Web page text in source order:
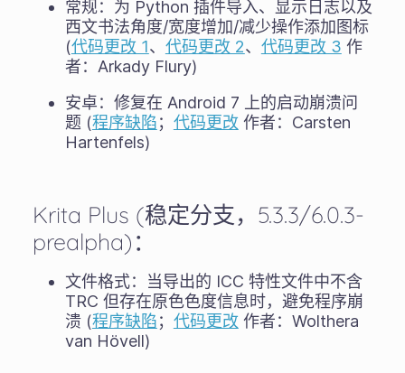
常规：为 Python 插件导入、显示日志以及
西文书法角度/宽度增加/减少操作添加图标
(代码更改 1、 代码更改 2、 代码更改 3 作
者：Arkady Flury)
安卓：修复在 Android 7 上的启动崩溃问
题 (程序缺陷； 代码更改作者：Carsten
Hartenfels)
Krita Plus (稳定分支，5.3.3/6.0.3-
prealpha)：
文件格式：当导出的 ICC 特性文件中不含
TRC 但存在原色色度信息时，避免程序崩
溃 (程序缺陷； 代码更改作者：Wolthera
van Hövell)